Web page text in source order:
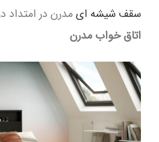
سقف شیشه ایمدرن در
اتاق خواب مدرن